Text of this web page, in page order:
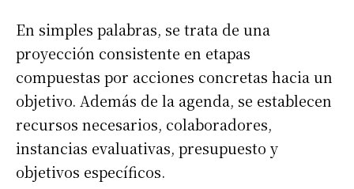
En simples palabras, se trata de una
proyección consistente en etapas
compuestas por acciones concretas hacia un
objetivo. Además de la agenda, se establecen
recursos necesarios, colaboradores,
instancias evaluativas, presupuesto y
objetivos específicos.